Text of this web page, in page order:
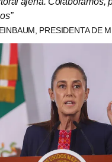
PRESIDENTA DE